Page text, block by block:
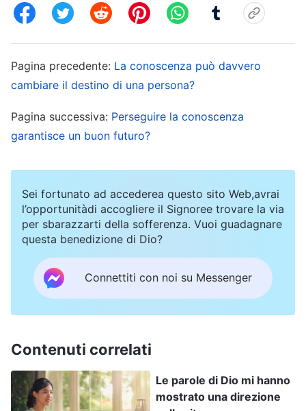
chiesa. Attraverso le riunioni, ho capito che i cieli,
Dopo che le persone sono state corrotte da
Satana, sono diventate sempre più malvagie e
depravate e, per salvare l’umanità, Egli ha svolto
tre fasi dell’opera. Negli ultimi giorni, inoltre, Si è
salvandole dalla schiavitù del peccato e
portandole verso una destinazione meravigliosa.
Ho pensato a come, tra milioni di persone, fossi
una di quelle abbastanza fortunate da sentire la
Sua voce e ricevere la Sua salvezza. Mi sono
sentita molto onorata ed emozionata. Questa è
Durante le riunioni, raccontavo alle sorelle le
cose che mi capitavano all’università e loro
condividevano con me sulle parole di Dio
Pagina precedente: La conoscenza può davvero
cambiare il destino di una persona?
Pagina successiva: Perseguire la conoscenza
garantisce un buon futuro?
Sei fortunato ad accederea questo sito Web,avrai
l’opportunitàdi accogliere il Signoree trovare la via
per sbarazzarti della sofferenza. Vuoi guadagnare
questa benedizione di Dio?
Connettiti con noi su Messenger
Contenuti correlati
Le parole di Dio mi hanno
mostrato una direzione